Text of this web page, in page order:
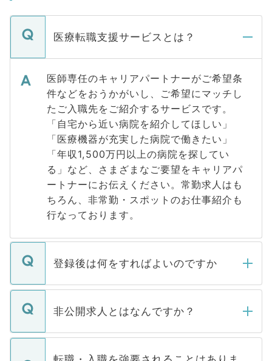
医療転職支援サービスとは？
医師専任のキャリアパートナーがご希望条
件などをおうかがいし、ご希望にマッチし
たご入職先をご紹介するサービスです。
「自宅から近い病院を紹介してほしい」
「医療機器が充実した病院で働きたい」
「年収1,500万円以上の病院を探してい
る」など、さまざまなご要望をキャリアパ
ートナーにお伝えください。常勤求人はも
ちろん、非常勤・スポットのお仕事紹介も
行なっております。
登録後は何をすればよいのですか
ご登録いただきましたら、弊社担当者がご
登録内容を確認し、その後メールもしくは
ます。通常、5営業日以内にはご連絡をせて
いただきますので、しばらくお待ちくださ
非公開求人とはなんですか？
マイナビDOCTORで取り扱っている求人の
うち約3割は、Webサイトからご覧いただ